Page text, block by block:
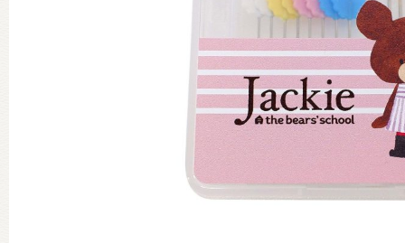
ミュージカル・コンサート
おたのしみコンテンツ(クイズ・